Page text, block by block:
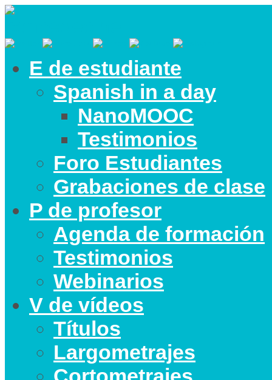
E de estudiante
Spanish in a day
NanoMOOC
Testimonios
Foro Estudiantes
Grabaciones de clase
P de profesor
Agenda de formación
Testimonios
Webinarios
V de vídeos
Títulos
Largometrajes